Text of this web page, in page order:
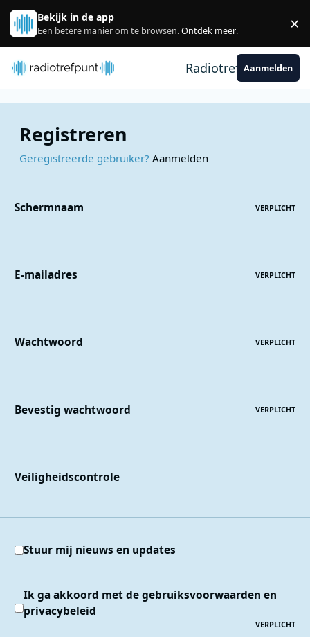
Spring naar bijdragen
Bekijk in de app
Een betere manier om te browsen.Ontdek meer. ×
RadiotrefpuntAanmelden
Registreren
Geregistreerde gebruiker? Aanmelden
Schermnaam VERPLICHT
E-mailadres VERPLICHT
Wachtwoord VERPLICHT
Bevestig wachtwoord VERPLICHT
Veiligheidscontrole
Stuur mij nieuws en updates
Ik ga akkoord met degebruiksvoorwaarden en
privacybeleid
VERPLICHT